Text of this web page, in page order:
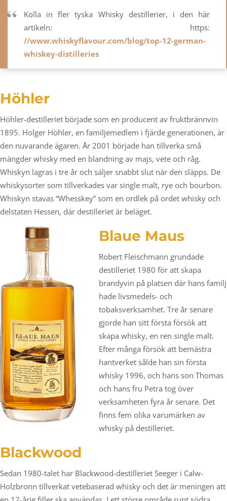
Kolla in fler tyska Whisky destillerier, i den här
artikeln: https:
//www.whiskyflavour.com/blog/top-12-german-
whiskey-distilleries
Höhler
Höhler-destilleriet började som en producent av fruktbrännvin
1895. Holger Höhler, en familjemedlem i fjärde generationen, är
den nuvarande ägaren. År 2001 började han tillverka små
mängder whisky med en blandning av majs, vete och råg.
Whiskyn lagras i tre år och säljer snabbt slut när den släpps. De
whiskysorter som tillverkades var single malt, rye och bourbon.
Whiskyn stavas “Whesskey” som en ordlek på ordet whisky och
delstaten Hessen, där destilleriet är beläget.
Blaue Maus
Robert Fleischmann grundade
destilleriet 1980 för att skapa
brandyvin på platsen där hans familj
hade livsmedels- och
tobaksverksamhet. Tre år senare
gjorde han sitt första försök att
skapa whisky, en ren single malt.
Efter många försök att bemästra
hantverket sålde han sin första
whisky 1996, och hans son Thomas
och hans fru Petra tog över
verksamheten fyra år senare. Det
finns fem olika varumärken av
whisky på destilleriet.
Blackwood
Sedan 1980-talet har Blackwood-destilleriet Seeger i Calw-
Holzbronn tillverkat vetebaserad whisky och det är meningen att